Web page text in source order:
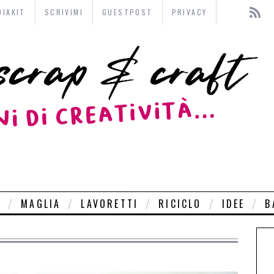
SCRIVIMI GUESTPOST PRIVACY
MAGLIA LAVORETTI RICICLO IDEE